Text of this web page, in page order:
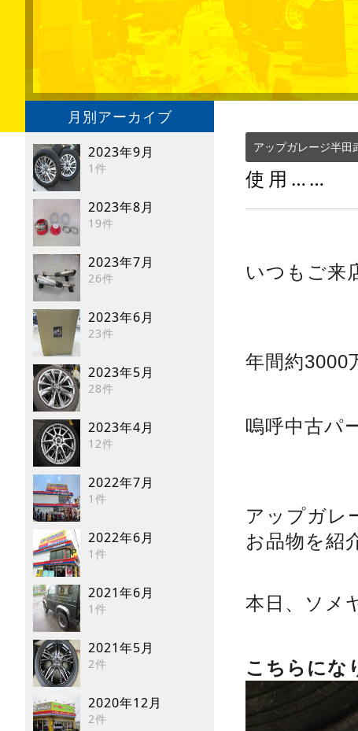
月別アーカイブ
2023年9月
1件
2023年8月
19件
2023年7月
26件
2023年6月
23件
2023年5月
28件
2023年4月
12件
2022年7月
1件
2022年6月
1件
2021年6月
1件
2021年5月
2件
2020年12月
2件
アップガレージ半田
使用……
いつもご来
年間約3000
嗚呼中古パ
アップガレ
お品物を紹
本日、ソメ
こちらにな